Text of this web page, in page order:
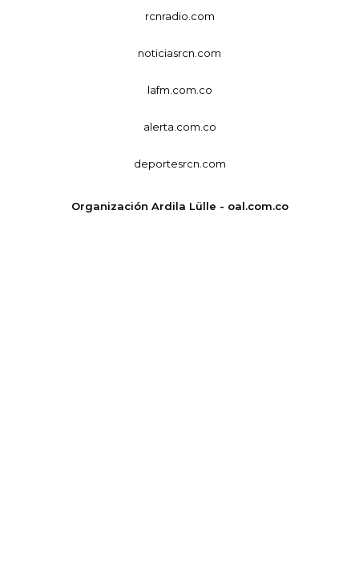
rcnradio.com
noticiasrcn.com
lafm.com.co
alerta.com.co
deportesrcn.com
Organización Ardila Lülle - oal.com.co